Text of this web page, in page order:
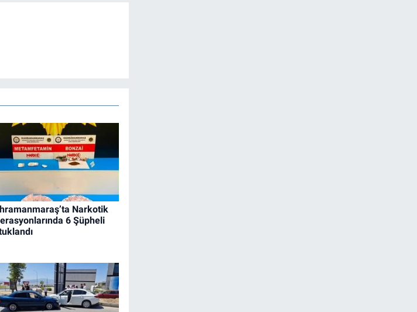
Narkotik
6 Şüpheli